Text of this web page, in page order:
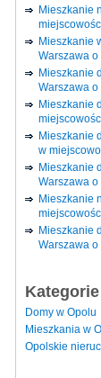
Mieszkanie
Mieszkanie
Warszawa
Mieszkanie
Warszawa
Mieszkanie
Mieszkanie
w
Mieszkanie
Warszawa
Mieszkanie
Mieszkanie
Warszawa
Kategorie
Domy w Opolu
Mieszkania w
Opolskie